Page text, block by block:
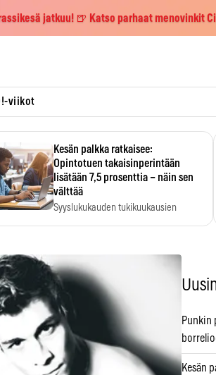
jatkuu! 🍺 Katso parhaat menovinkit
viikot
Kesän palkka ratkaisee:
Opintotuen takaisinperintään
lisätään 7,5 prosenttia – näin sen
välttää
Syyslukukauden tukikuukausien
Punkin
Kesän